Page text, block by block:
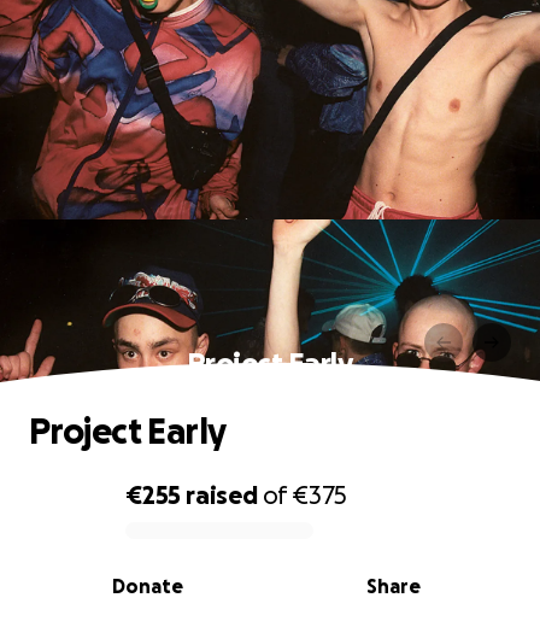
Project Early
0% complete
€255 raised of€375
Share
Donate
Project Early